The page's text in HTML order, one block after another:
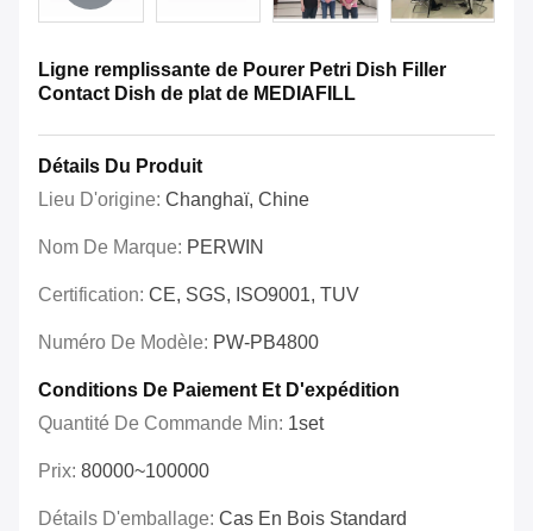
Ligne remplissante de Pourer Petri Dish Filler
Contact Dish de plat de MEDIAFILL
Détails Du Produit
Lieu D'origine: Changhaï, Chine
Nom De Marque: PERWIN
Certification: CE, SGS, ISO9001, TUV
Numéro De Modèle: PW-PB4800
Conditions De Paiement Et D'expédition
Quantité De Commande Min: 1set
Prix: 80000~100000
Détails D'emballage: Cas En Bois Standard